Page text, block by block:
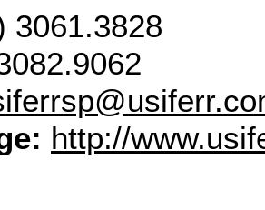
3061.3828
http://